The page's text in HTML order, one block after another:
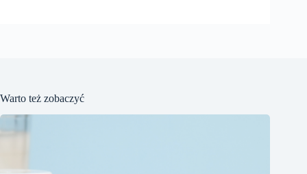
Warto też zobaczyć